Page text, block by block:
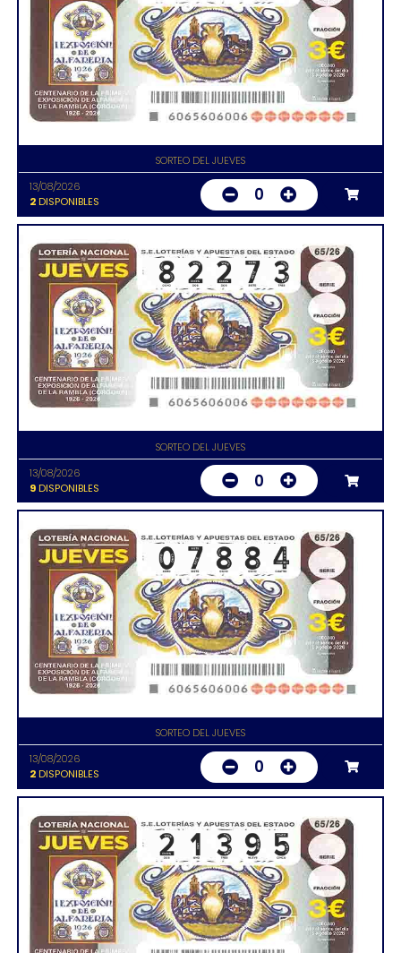
SORTEO DEL JUEVES
13/08/2026
2DISPONIBLES 0
SORTEO DEL JUEVES
13/08/2026
9DISPONIBLES 0
SORTEO DEL JUEVES
13/08/2026
2DISPONIBLES 0